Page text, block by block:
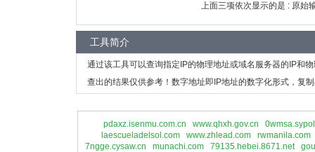
上面三项依次显示的是 : 原始
工具简介
通过该工具可以查询指定IP的物理地址或域名服务器的IP和
查出的结果仅供参考！数字地址即IP地址的数字化形式，复
pdaxz.isenmu.com.cn www.qhxh.gov.cn
laescueladelsol.com
www.zhlead.com
rwmanila.com
7ngge.cysaw.cn
munachi.com 79135.hebei.8671.net